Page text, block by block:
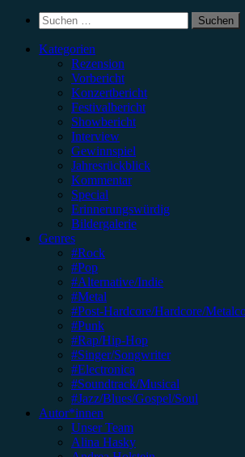
Suchen
nach:
Kategorien
Rezension
Vorbericht
Konzertbericht
Festivalbericht
Showbericht
Interview
Gewinnspiel
Jahresrückblick
Kommentar
Special
Erinnerungswürdig
Bildergalerie
Genres
#Rock
#Pop
#Alternative/Indie
#Metal
#Post-Hardcore/Hardcore/
#Punk
#Rap/Hip-Hop
#Singer/Songwriter
#Electronica
#Soundtrack/Musical
#Jazz/Blues/Gospel/Soul
Autor*innen
Unser Team
Alina Hasky